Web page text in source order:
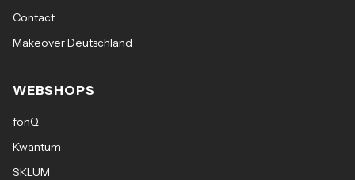
Contact
Makeover Deutschland
WEBSHOPS
fonQ
Kwantum
SKLUM